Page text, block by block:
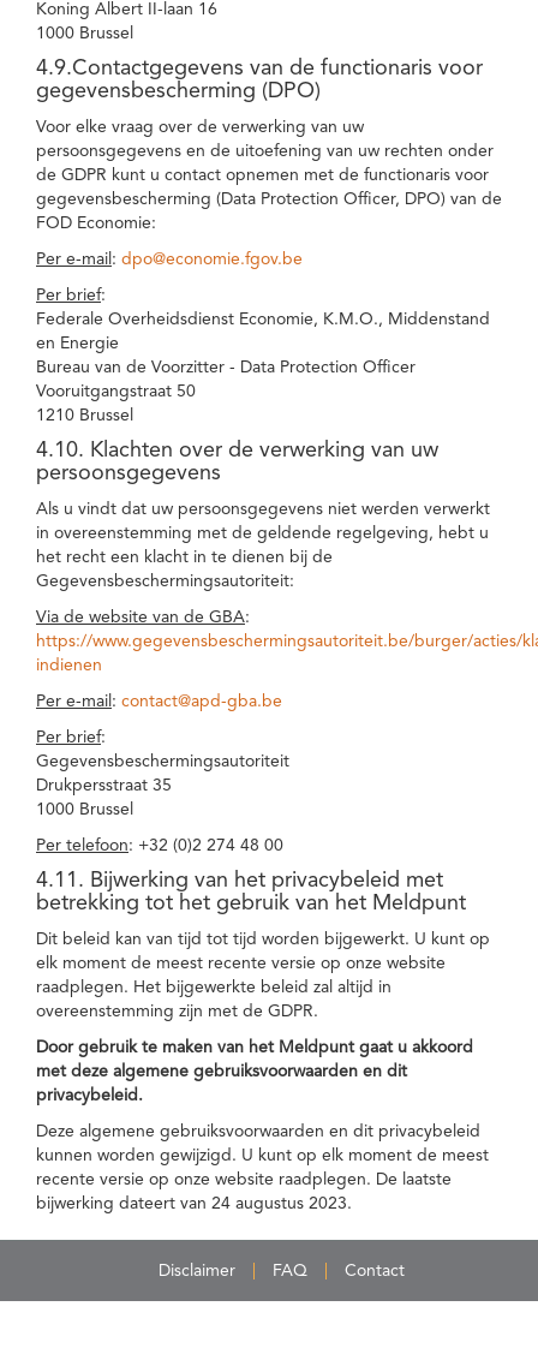
Koning Albert II-laan 16
1000 Brussel
4.9.Contactgegevens van de functionaris voor
gegevensbescherming (DPO)
Voor elke vraag over de verwerking van uw
persoonsgegevens en de uitoefening van uw rechten onder
de GDPR kunt u contact opnemen met de functionaris voor
gegevensbescherming (Data Protection Officer, DPO) van de
FOD Economie:
Per e-mail : dpo@economie.fgov.be
Per brief:
Federale Overheidsdienst Economie, K.M.O., Middenstand
en Energie
Bureau van de Voorzitter - Data Protection Officer
Vooruitgangstraat 50
1210 Brussel
4.10. Klachten over de verwerking van uw
persoonsgegevens
Als u vindt dat uw persoonsgegevens niet werden verwerkt
in overeenstemming met de geldende regelgeving, hebt u
het recht een klacht in te dienen bij de
Gegevensbeschermingsautoriteit:
Via de website van de GBA:
https://www.gegevensbeschermingsautoriteit.be/burger/acties/
indienen
Per e-mail : contact@apd-gba.be
Per brief:
Gegevensbeschermingsautoriteit
Drukpersstraat 35
1000 Brussel
Per telefoon: +32 (0)2 274 48 00
4.11. Bijwerking van het privacybeleid met
betrekking tot het gebruik van het Meldpunt
Dit beleid kan van tijd tot tijd worden bijgewerkt. U kunt op
elk moment de meest recente versie op onze website
raadplegen. Het bijgewerkte beleid zal altijd in
overeenstemming zijn met de GDPR.
Door gebruik te maken van het Meldpunt gaat u akkoord
met deze algemene gebruiksvoorwaarden en dit
privacybeleid.
Deze algemene gebruiksvoorwaarden en dit privacybeleid
kunnen worden gewijzigd. U kunt op elk moment de meest
recente versie op onze website raadplegen. De laatste
bijwerking dateert van 24 augustus 2023.
Disclaimer FAQ Contact